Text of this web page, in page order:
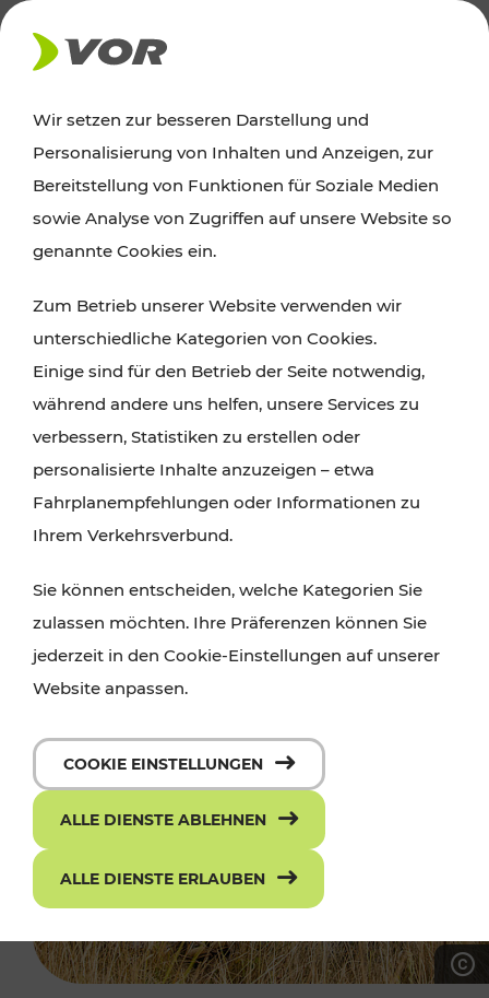
AKTUELLES
Ausflugstipps
Wien, Niederösterreich und das Burgenland
Wanderungen, Kultur und Gastronomie,
Radtouren oder purer Naturgenuss – viele
Attraktionen sind mit den Ticket- und Fahrplan-
Angeboten des VOR gut und schnell erreichbar.
Wir setzen zur besseren Darstellung und
Personalisierung von Inhalten und Anzeigen, zur
Bereitstellung von Funktionen für Soziale Medien
sowie Analyse von Zugriffen auf unsere Website so
genannte Cookies ein.
Zum Betrieb unserer Website verwenden wir
unterschiedliche Kategorien von Cookies.
Einige sind für den Betrieb der Seite notwendig,
während andere uns helfen, unsere Services zu
verbessern, Statistiken zu erstellen oder
personalisierte Inhalte anzuzeigen – etwa
Fahrplanempfehlungen oder Informationen zu
Ihrem Verkehrsverbund.
Sie können entscheiden, welche Kategorien Sie
zulassen möchten. Ihre Präferenzen können Sie
jederzeit in den Cookie-Einstellungen auf unserer
Website anpassen.
COOKIE EINSTELLUNGEN
ALLE DIENSTE ABLEHNEN
ALLE DIENSTE ERLAUBEN